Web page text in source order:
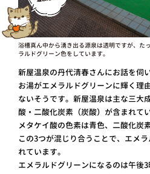
浴槽真ん中から湧き出る源泉は透明ですが、た
ラルドグリーン色をしています。
新屋温泉の丹代清春さんにお話を伺
お湯がエメラルドグリーンに輝く理
ないそうです。新屋温泉は主な三大
酸・二酸化炭素（炭酸）が含まれて
メタケイ酸の色素は青色、二酸化炭
この3つが混じり合うことで、エメ
れています。
エメラルドグリーンになるのは午後